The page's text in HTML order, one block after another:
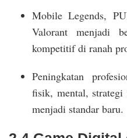
Mobile Legends,
Valorant menjadi
kompetitif di ranah
Peningkatan
fisik, mental, strategi
menjadi standar baru.